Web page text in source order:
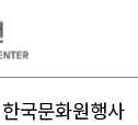
한국문화원행사